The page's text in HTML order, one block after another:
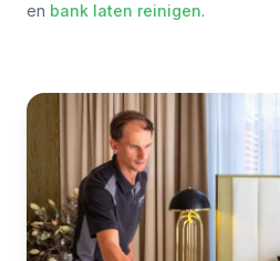
en bank laten reinigen.